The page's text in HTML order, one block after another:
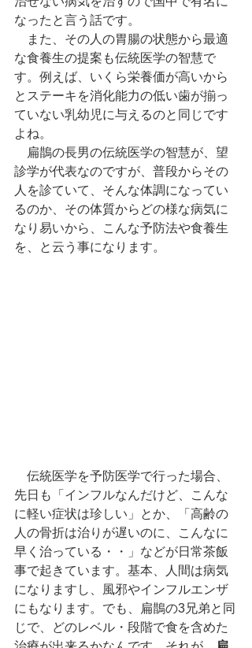
なったと言う話です。
また、その人の胃腸の状態から最適
な食養生の提案も伝統医学の智慧で
す。例えば、いくら栄養価が高いから
とステーキを消化能力の低い歯が揃っ
ていない乳幼児に与えるのと同じです
よね。
扁鵲の長男の伝統医学の智慧が、望
診学が代表なのですが、普段からその
人を診ていて、そんな体調になってい
るのか、その体質からどの様な病気に
なり易いから、こんな予防法や食養生
を、と云う事になります。
伝統医学を予防医学で行った場合、
先日も「インフルなんだけど、こんな
に軽い症状は珍しい」とか、「高齢の
人の骨折は治りが遅いのに、こんなに
早く治っている・・」などが日常茶飯
事で起きています。基本、人間は病気
になりますし、風邪やインフルエンザ
にもなります。でも、扁鵲の3兄弟と同
じで、どのレベル・段階で食を含めた